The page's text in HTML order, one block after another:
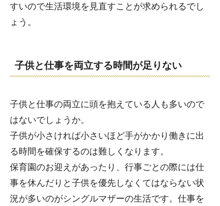
すいので生活環境を見直すことが求められるでし
ょう。
子供と仕事を両立する時間が足りない
子供と仕事の両立に頭を抱えている人も多いので
はないでしょうか。
子供が小さければ小さいほど手がかかり働きに出
る時間を確保するのは難しくなります。
保育園のお迎えがあったり、行事ごとの際には仕
事を休んだりと子供を優先しなくてはならない状
況が多いのがシングルマザーの生活です。仕事を